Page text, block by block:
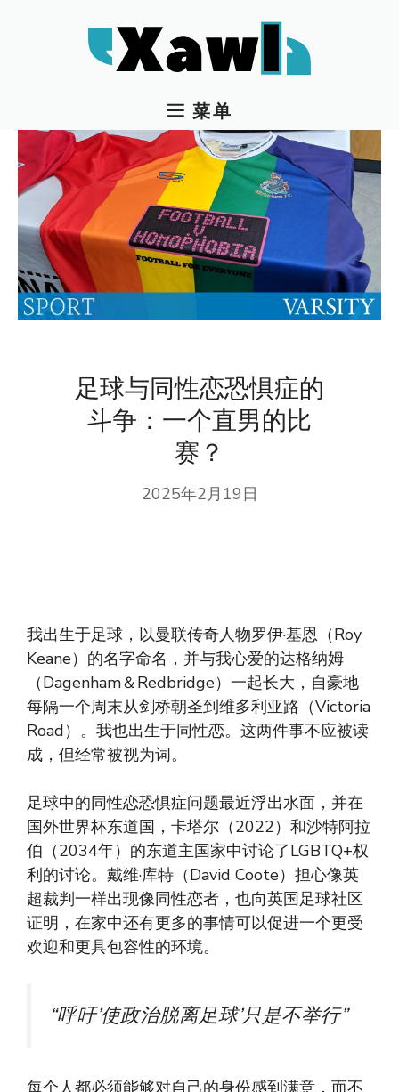
菜单
足球与同性恋恐惧症的
斗争：一个直男的比
赛？
2025年2月19日
我出生于足球，以曼联传奇人物罗伊·基恩（Roy
Keane）的名字命名，并与我心爱的达格纳姆
（Dagenham＆Redbridge）一起长大，自豪地
每隔一个周末从剑桥朝圣到维多利亚路（Victoria
Road）。我也出生于同性恋。这两件事不应被读
成，但经常被视为词。
足球中的同性恋恐惧症问题最近浮出水面，并在
国外世界杯东道国，卡塔尔（2022）和沙特阿拉
伯（2034年）的东道主国家中讨论了LGBTQ+权
利的讨论。戴维·库特（David Coote）担心像英
超裁判一样出现像同性恋者，也向英国足球社区
证明，在家中还有更多的事情可以促进一个更受
欢迎和更具包容性的环境。
“呼吁’使政治脱离足球’只是不举行”